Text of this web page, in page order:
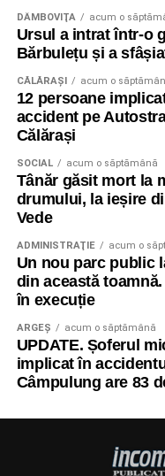
DÂMBOVIŢA acum o
Ursul a intrat într-o
Bărbulețu și a
CĂLĂRAŞI acum o
12 persoane
accident pe
Călărași
SOCIAL acum o săptămână
Tânăr găsit mort la
drumului, la ieșire
Vede
ADMINISTRAŢIE acum o
Un nou parc public
din această
în execuție
ARGEȘ acum o săptămână
UPDATE. Șoferul
implicat în
Câmpulung are 83